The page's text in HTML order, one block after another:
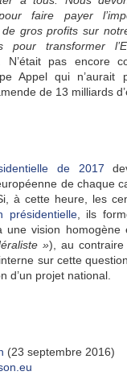
faire payer
gros profits sur
pour transformer
. N’était pas encore
Appel qui n’aurait
de 13 milliards
de 2017
de chaque
à cette heure, les
présidentielle, ils
une vision homogène
»), au
sur cette
d’un projet national.
(23 septembre 2016)